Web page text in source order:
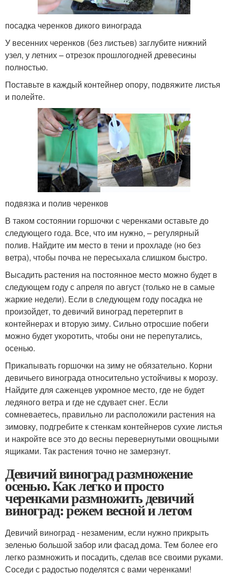
посадка черенков дикого винограда
У весенних черенков (без листьев) заглубите нижний
узел, у летних – отрезок прошлогодней древесины
полностью.
Поставьте в каждый контейнер опору, подвяжите листья
и полейте.
подвязка и полив черенков
В таком состоянии горшочки с черенками оставьте до
следующего года. Все, что им нужно, – регулярный
полив. Найдите им место в тени и прохладе (но без
ветра), чтобы почва не пересыхала слишком быстро.
Высадить растения на постоянное место можно будет в
следующем году с апреля по август (только не в самые
жаркие недели). Если в следующем году посадка не
произойдет, то девичий виноград перетерпит в
контейнерах и вторую зиму. Сильно отросшие побеги
можно будет укоротить, чтобы они не перепутались,
осенью.
Прикапывать горшочки на зиму не обязательно. Корни
девичьего винограда относительно устойчивы к морозу.
Найдите для саженцев укромное место, где не будет
ледяного ветра и где не сдувает снег. Если
сомневаетесь, правильно ли расположили растения на
зимовку, подгребите к стенкам контейнеров сухие листья
и накройте все это до весны перевернутыми овощными
ящиками. Так растения точно не замерзнут.
Девичий виноград размножение
осенью. Как легко и просто
черенками размножить девичий
виноград: режем весной и летом
Девичий виноград - незаменим, если нужно прикрыть
зеленью большой забор или фасад дома. Тем более его
легко размножить и посадить, сделав все своими руками.
Соседи с радостью поделятся с вами черенками!